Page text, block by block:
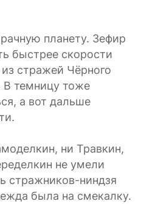
планету. Зефир
быстрее скорости
стражей Чёрного
В темницу тоже
а вот дальше
ни Травкин,
не умели
стражников-ниндзя
была на смекалку.